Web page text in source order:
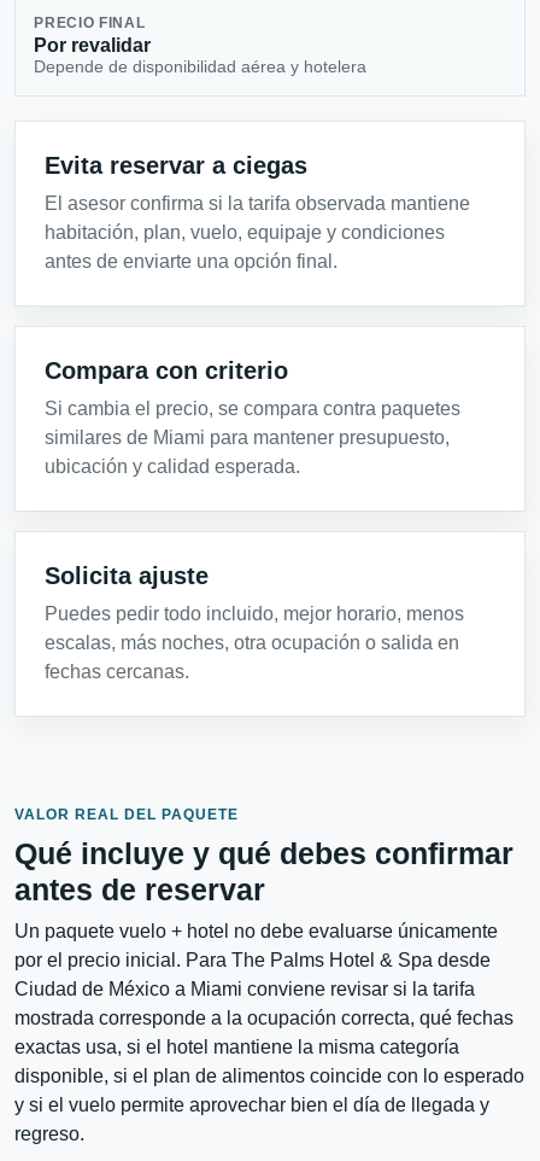
PRECIO FINAL
Por revalidar
Depende de disponibilidad aérea y hotelera
Evita reservar a ciegas
El asesor confirma si la tarifa observada mantiene
habitación, plan, vuelo, equipaje y condiciones
antes de enviarte una opción final.
Compara con criterio
Si cambia el precio, se compara contra paquetes
similares de Miami para mantener presupuesto,
ubicación y calidad esperada.
Solicita ajuste
Puedes pedir todo incluido, mejor horario, menos
escalas, más noches, otra ocupación o salida en
fechas cercanas.
VALOR REAL DEL PAQUETE
Qué incluye y qué debes confirmar
antes de reservar
Un paquete vuelo + hotel no debe evaluarse únicamente
por el precio inicial. Para The Palms Hotel & Spa desde
Ciudad de México a Miami conviene revisar si la tarifa
mostrada corresponde a la ocupación correcta, qué fechas
exactas usa, si el hotel mantiene la misma categoría
disponible, si el plan de alimentos coincide con lo esperado
y si el vuelo permite aprovechar bien el día de llegada y
regreso.